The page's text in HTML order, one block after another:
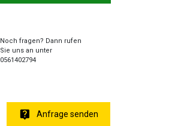
Noch fragen? Dann rufen
Sie uns an unter
0561402794
Anfrage senden